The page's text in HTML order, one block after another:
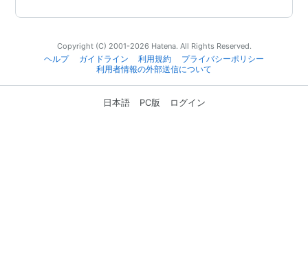
Copyright (C) 2001-2026 Hatena. All Rights Reserved.
ヘルプ
ガイドライン 利用規約
プライバシーポリシー
利用者情報の外部送信について
日本語 PC版 ログイン